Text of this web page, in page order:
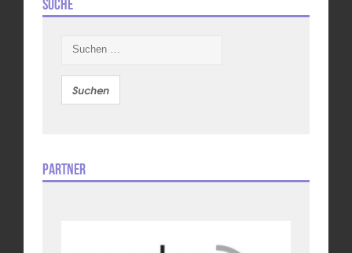
Suche
nach:
Partner